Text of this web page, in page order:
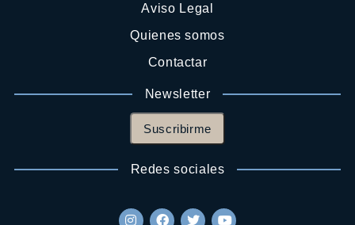
Aviso Legal
Quienes somos
Contactar
Newsletter
Suscribirme
Redes sociales